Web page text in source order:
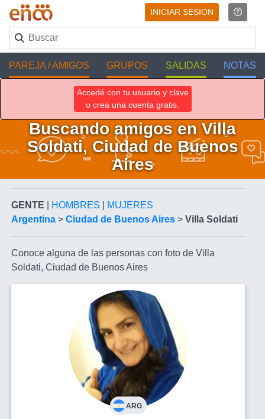
INICIAR SESION
PAREJA / AMIGOS GRUPOS SALIDAS NOTAS
Accedé con tu usuario y clave
o crea una cuenta gratis.
Buscando amigos en Villa
Soldati, Ciudad de Buenos
Aires
GENTE HOMBRES
MUJERES
Argentina > Ciudad de Buenos Aires > Villa Soldati
Conoce alguna de las personas con foto de Villa
Soldati, Ciudad de Buenos Aires
ARG